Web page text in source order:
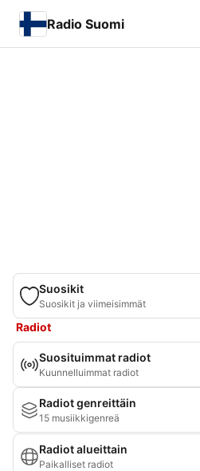
Radio Suomi
Suosikit
Suosikit ja viimeisimmät
Radiot
Suosituimmat radiot
Kuunnelluimmat radiot
Radiot genreittäin
15 musiikkigenreä
Radiot alueittain
Paikalliset radiot